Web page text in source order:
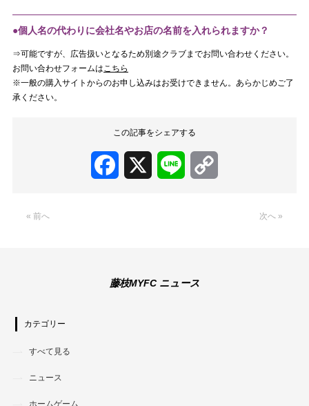
●個人名の代わりに会社名やお店の名前を入れられますか？
⇒可能ですが、広告扱いとなるため別途クラブまでお問い合わせください。
お問い合わせフォームはこちら
※一般の購入サイトからのお申し込みはお受けできません。あらかじめご了
承ください。
この記事をシェアする
Facebook Line
« 前へ 次へ »
藤枝MYFC ニュース
カテゴリー
すべて見る
ニュース